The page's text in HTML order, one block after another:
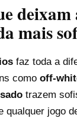
deixam
mais
faz toda a
como off-
trazem
qualquer jogo